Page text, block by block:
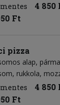
4 850
Ft
pizza
alap
rukkola
4 850
Ft